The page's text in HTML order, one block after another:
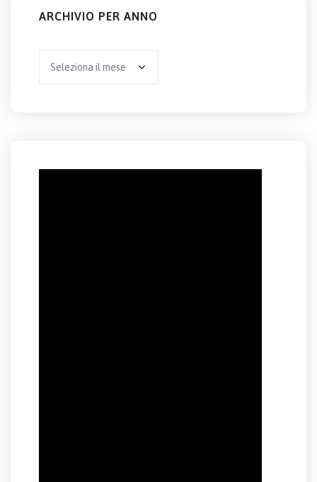
ARCHIVIO PER ANNO
per